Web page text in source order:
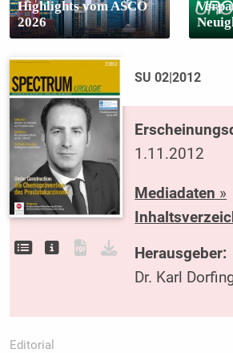
Highlights vom ASCO
2026
SU 02|2012
1.11.2012
Mediadaten »
Herausgeber:
Dr. Karl
Editorial